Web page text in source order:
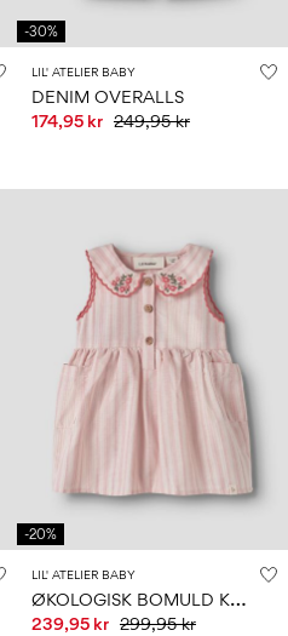
-30%
LIL' ATELIER BABY
DENIM OVERALLS
174,95 kr 249,95 kr
-20%
LIL' ATELIER BABY
Ø
KOLOGISK BOMULD KJOLE
239,95 kr 299,95 kr